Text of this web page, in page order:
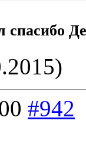
cпасибо
#942